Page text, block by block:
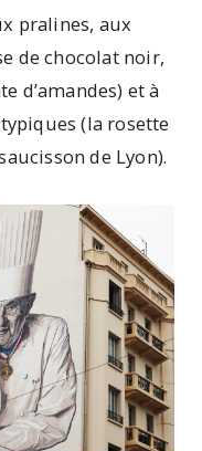
pralines, aux
de chocolat noir,
d’amandes) et à
(la rosette
de Lyon).